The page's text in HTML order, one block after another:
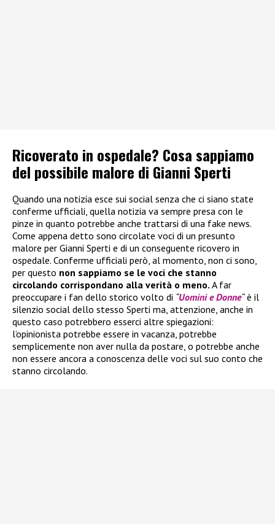
Ricoverato in ospedale? Cosa sappiamo
del possibile malore di Gianni Sperti
Quando una notizia esce sui social senza che ci siano state
conferme ufficiali, quella notizia va sempre presa con le
pinze in quanto potrebbe anche trattarsi di una fake news.
Come appena detto sono circolate voci di un presunto
malore per Gianni Sperti e di un conseguente ricovero in
ospedale. Conferme ufficiali però, al momento, non ci sono,
per questo non sappiamo se le voci che stanno
circolando corrispondano alla verità o meno. A far
preoccupare i fan dello storico volto di “Uomini e Donne“è il
silenzio social dello stesso Sperti ma, attenzione, anche in
questo caso potrebbero esserci altre spiegazioni:
l’opinionista potrebbe essere in vacanza, potrebbe
semplicemente non aver nulla da postare, o potrebbe anche
non essere ancora a conoscenza delle voci sul suo conto che
stanno circolando.